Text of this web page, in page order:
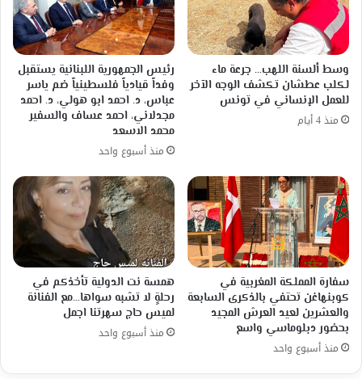
وسط ألسنة اللهب… جرعة ماء
لكلب عطشان تكشف الوجه الآخر
للعمل الإنساني في تونس
منذ 4 أيام
رئيس الجمهورية اللبنانية يستقبل
وفداً قيادياً فلسطينياً ضم ياسر
عباس، د. احمد ابو هولي، د. احمد
مجدلاني، احمد عساف والسفير
محمد الاسعد
منذ أسبوع واحد
سفارة المملكة المغربية في
كوبنهاغن تحتفي بالذكرى السابعة
والعشرين لعيد العرش المجيد
بحضور دبلوماسي واسع
منذ أسبوع واحد
همسة نت الدولية تأخذكم في
رحلةٍ لا تشبه سواها…مع الفنانة
لميس حاج سهرتنا اجمل
منذ أسبوع واحد